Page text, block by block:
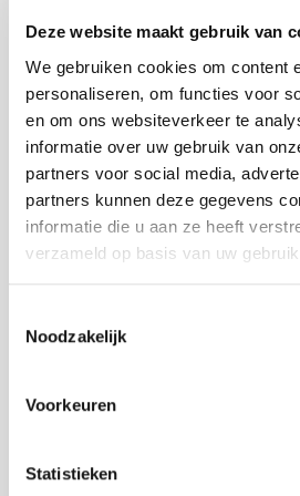
Deze website maakt gebruik van
We gebruiken cookies om content
personaliseren, om functies voor
en om ons websiteverkeer te
informatie over uw gebruik van
partners voor social media,
partners kunnen deze gegevens
informatie die u aan ze heeft
verzameld op basis van uw
Noodzakelijk
Voorkeuren
Statistieken
Beoordeling van
Automatic Choice
Pubquiz boot
Aanrader!
review
cijfer